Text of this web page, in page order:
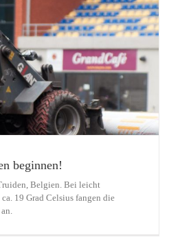
beginnen!
Belgien. Bei leicht
19 Grad Celsius fangen die